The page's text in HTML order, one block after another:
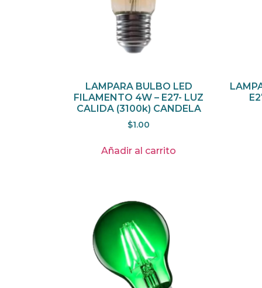
LAMPARA BULBO LED
FILAMENTO 4W – E27- LUZ
CALIDA (3100k) CANDELA
$1.00
Añadir al carrito